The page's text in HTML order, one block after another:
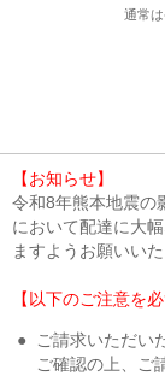
通常
【お知らせ】
令和8年熊本地震の
において配達に大
ますようお願いいた
【以下のご注意を
●
ご請求いただい
ご確認の上、ご